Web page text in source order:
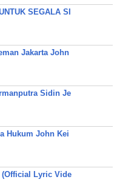
SEGALA SI
Jakarta John
Sidin Je
Hukum John Kei
(Official Lyric Vide